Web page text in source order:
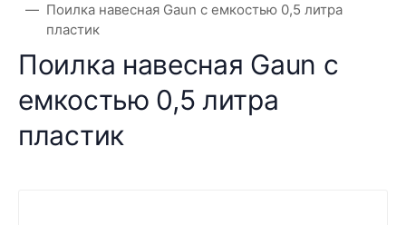
Поилка навесная Gaun с емкостью 0,5 литра
пластик
Поилка навесная Gaun с
емкостью 0,5 литра
пластик